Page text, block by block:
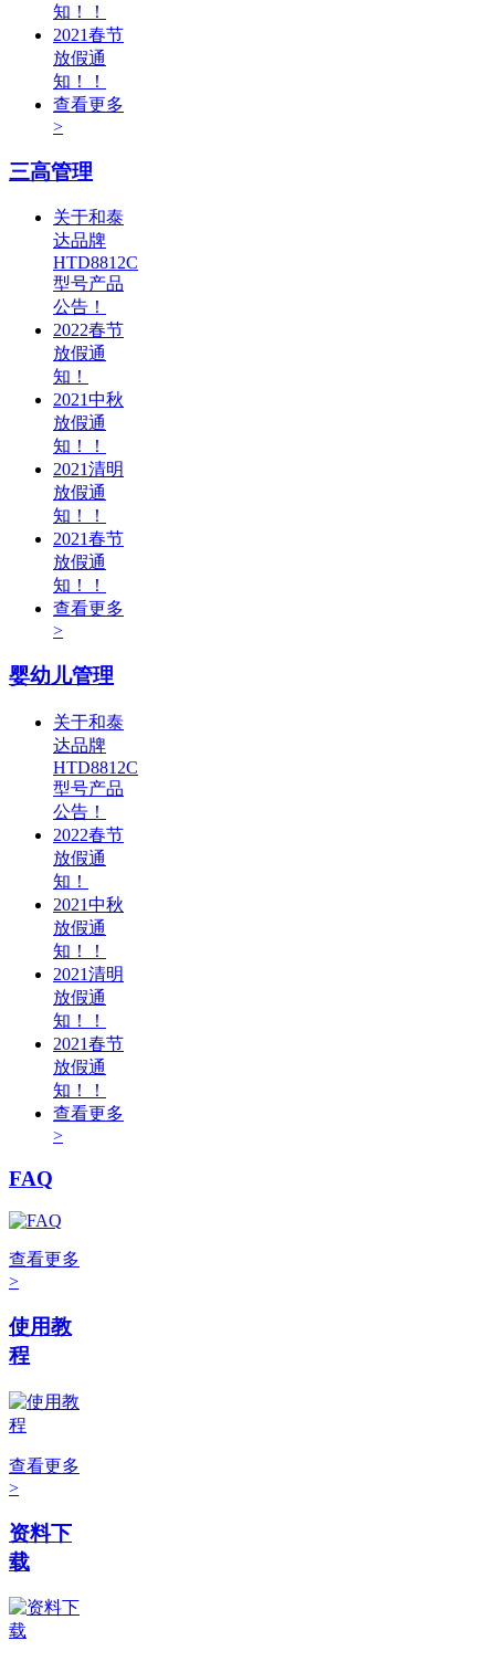
知！！
2021春节
放假通
知！！
查看更多
>
三高管理
关于和泰
达品牌
HTD8812C
型号产品
公告！
2022春节
放假通
知！
2021中秋
放假通
知！！
2021清明
放假通
知！！
2021春节
放假通
知！！
查看更多
>
婴幼儿管理
关于和泰
达品牌
HTD8812C
型号产品
公告！
2022春节
放假通
知！
2021中秋
放假通
知！！
2021清明
放假通
知！！
2021春节
放假通
知！！
查看更多
>
FAQ
查看更多
>
使用教
程
查看更多
>
资料下
载